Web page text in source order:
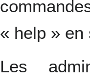
« help » en
Les